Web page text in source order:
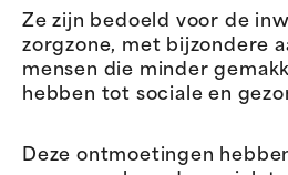
Ze zijn bedoeld voor de
zorgzone, met bijzondere
mensen die minder
hebben tot sociale en
Deze ontmoetingen